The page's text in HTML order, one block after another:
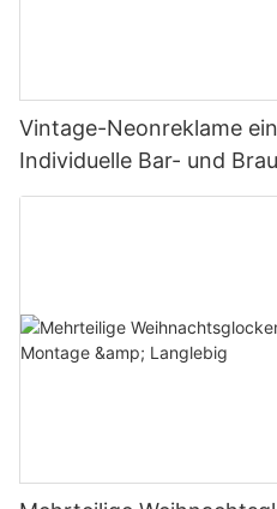
Vintage-Neonreklame
Individuelle Bar- und